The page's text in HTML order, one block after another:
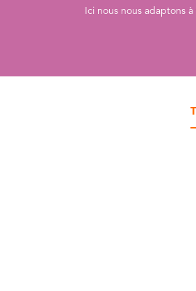
Accéder directement au contenu de
Accéder à la navigation principale
Accéder à la rechercheIci nous nous adaptons